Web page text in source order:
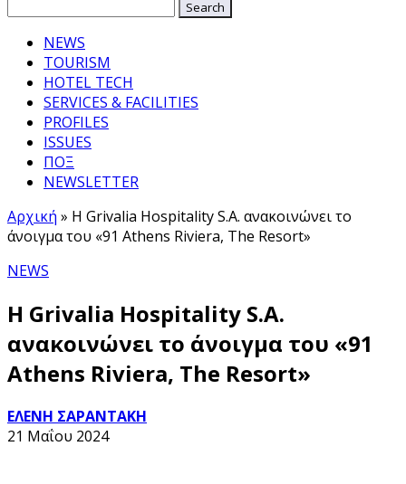
NEWS
TOURISM
HOTEL TECH
SERVICES & FACILITIES
PROFILES
ISSUES
ΠΟΞ
NEWSLETTER
Αρχική » Η Grivalia Hospitality S.A. ανακοινώνει το
άνοιγμα του «91 Athens Riviera, The Resort»
NEWS
Η Grivalia Hospitality S.A.
ανακοινώνει το άνοιγμα του «91
Athens Riviera, The Resort»
ΕΛΕΝΗ ΣΑΡΑΝΤΑΚΗ
21 Μαΐου 2024